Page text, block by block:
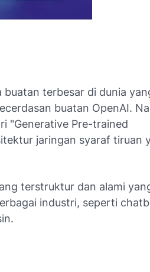
buatan terbesar di dunia
buatan OpenAI.
"Generative Pre-trained
jaringan syaraf tiruan
terstruktur dan alami
industri, seperti